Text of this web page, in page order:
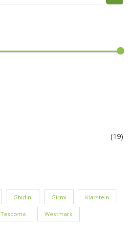
(19)
Ghidini Girmi Klarstein
Tescoma Westmark